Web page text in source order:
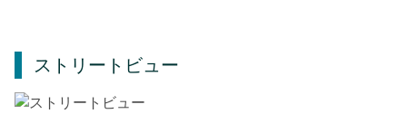
ストリートビュー